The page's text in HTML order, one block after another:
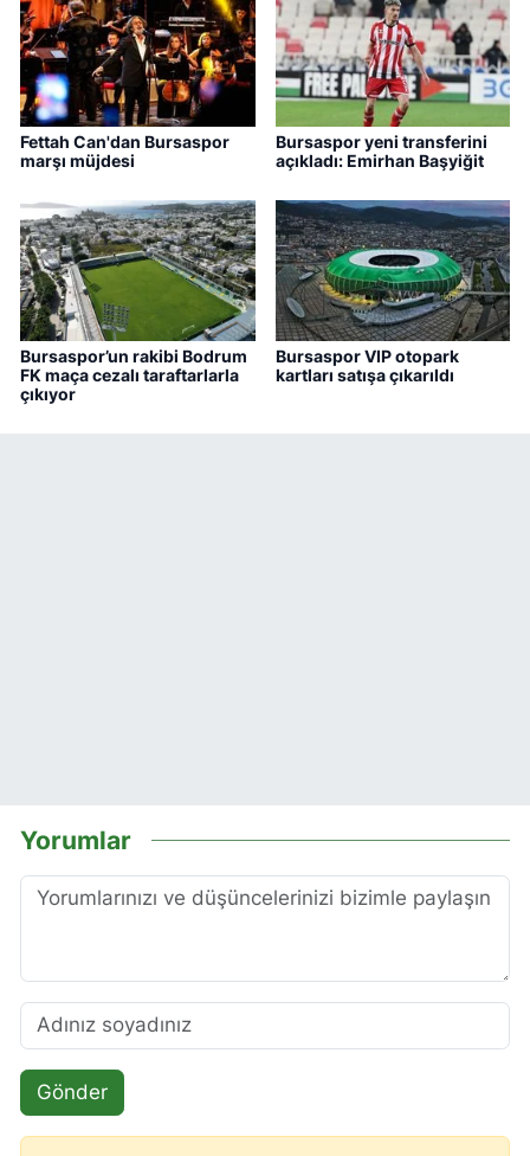
Fettah Can'dan Bursaspor
marşı müjdesi
Bursaspor yeni transferini
açıkladı: Emirhan Başyiğit
Bursaspor’un rakibi Bodrum
FK maça cezalı taraftarlarla
çıkıyor
Bursaspor VIP otopark
kartları satışa çıkarıldı
Yorumlar
Gönder